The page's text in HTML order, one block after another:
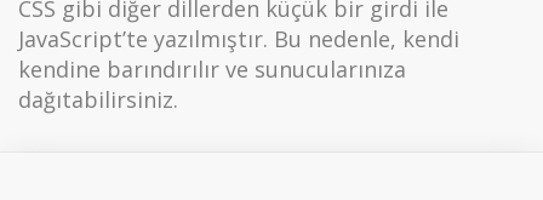
CSS gibi diğer dillerden küçük bir girdi ile
JavaScript’te yazılmıştır. Bu nedenle, kendi
kendine barındırılır ve sunucularınıza
dağıtabilirsiniz.